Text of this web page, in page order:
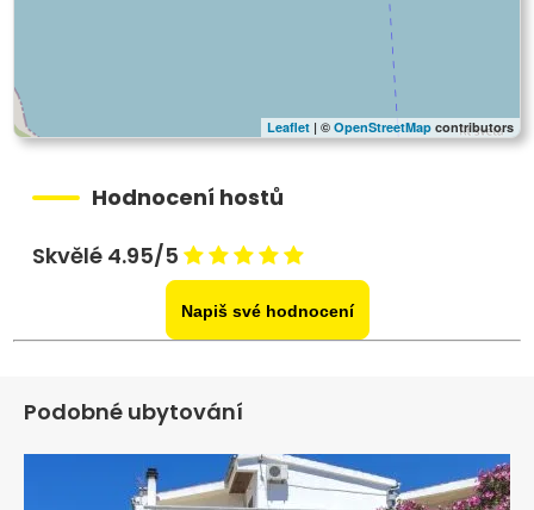
Leaflet | ©OpenStreetMap contributors
Hodnocení hostů
Skvělé 4.95/5
Napiš své hodnocení
Podobné ubytování